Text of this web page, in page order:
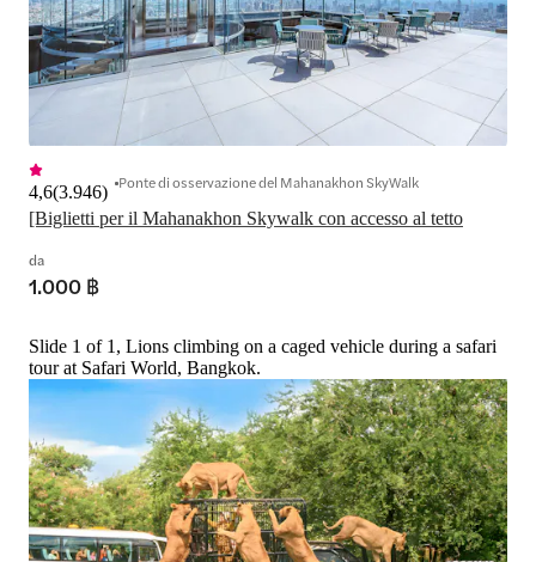
[Biglietti per il Mahanakhon Skywalk con accesso al tetto
4,6(3.946) Ponte di osservazione del Mahanakhon SkyWalk
da
1.000 ฿
Slide 1 of 1, Lions climbing on a caged vehicle during a safari
tour at Safari World, Bangkok.